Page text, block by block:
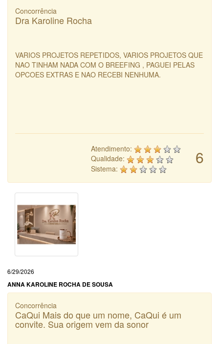
Concorrência
Dra Karoline Rocha
VARIOS PROJETOS REPETIDOS, VARIOS PROJETOS QUE
NAO TINHAM NADA COM O BREEFING , PAGUEI PELAS
OPCOES EXTRAS E NAO RECEBI NENHUMA.
6
Atendimento:
Qualidade:
Sistema:
6/29/2026
ANNA KAROLINE ROCHA DE SOUSA
Concorrência
CaQui Mais do que um nome, CaQui é um
convite. Sua origem vem da sonor